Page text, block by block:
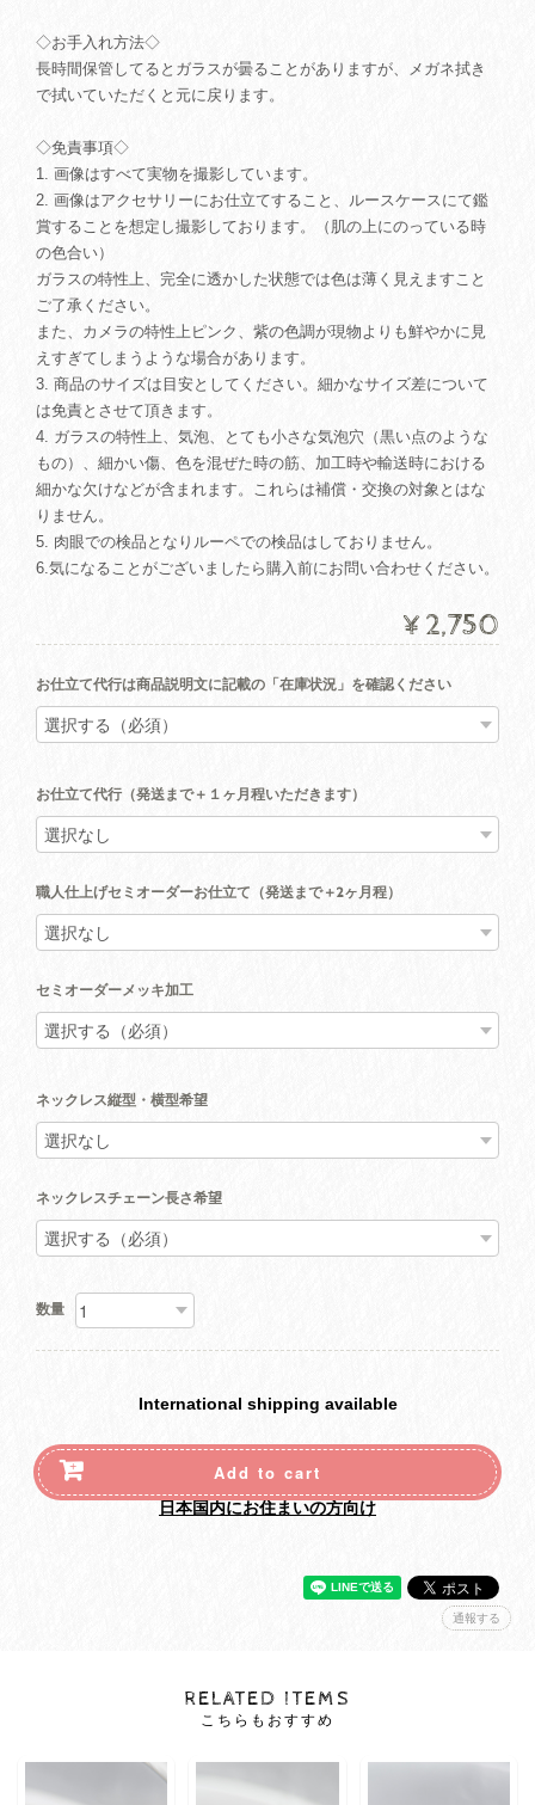
◇お手入れ方法◇
長時間保管してるとガラスが曇ることがありますが、メガネ拭き
で拭いていただくと元に戻ります。
◇免責事項◇
1. 画像はすべて実物を撮影しています。
2. 画像はアクセサリーにお仕立てすること、ルースケースにて鑑
賞することを想定し撮影しております。（肌の上にのっている時
の色合い）
ガラスの特性上、完全に透かした状態では色は薄く見えますこと
ご了承ください。
また、カメラの特性上ピンク、紫の色調が現物よりも鮮やかに見
えすぎてしまうような場合があります。
3. 商品のサイズは目安としてください。細かなサイズ差について
は免責とさせて頂きます。
4. ガラスの特性上、気泡、とても小さな気泡穴（黒い点のような
もの）、細かい傷、色を混ぜた時の筋、加工時や輸送時における
細かな欠けなどが含まれます。これらは補償・交換の対象とはな
りません。
5. 肉眼での検品となりルーペでの検品はしておりません。
6.気になることがございましたら購入前にお問い合わせください。
¥2,750
お仕立て代行は商品説明文に記載の「在庫状況」を確認ください
お仕立て代行（発送まで＋１ヶ月程いただきます）
職人仕上げセミオーダーお仕立て（発送まで＋2ヶ月程）
セミオーダーメッキ加工
ネックレス縦型・横型希望
ネックレスチェーン長さ希望
数量
International shipping available
Add to cart
日本国内にお住まいの方向け
通報する
RELATED ITEMS
こちらもおすすめ